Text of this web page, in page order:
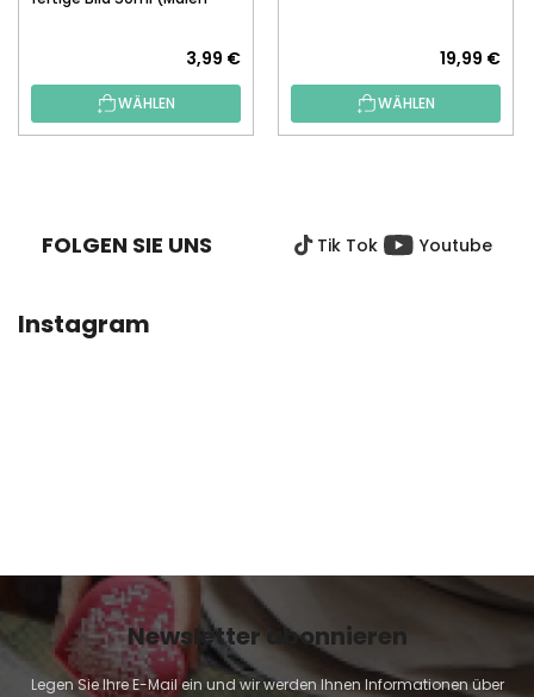
3,99 €
WÄHLEN
19,99 €
WÄHLEN
FOLGEN SIE UNS Tik Tok Youtube
Instagram
Newsletter abonnieren
Legen Sie Ihre E-Mail ein und wir werden Ihnen Informationen über